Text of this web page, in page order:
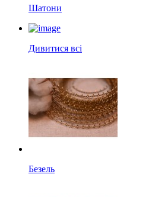
Шатони
Дивитися всі
Безель